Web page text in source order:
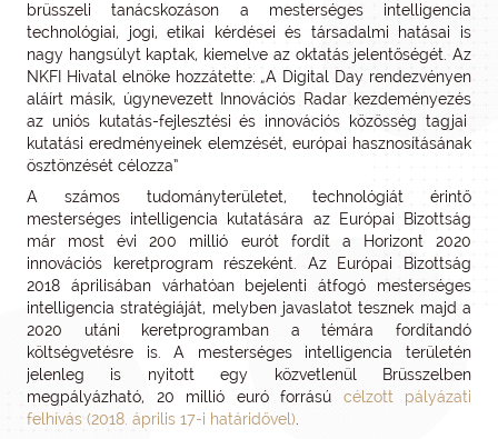
brüsszeli tanácskozáson a mesterséges intelligencia
technológiai, jogi, etikai kérdései és társadalmi hatásai is
nagy hangsúlyt kaptak, kiemelve az oktatás jelentőségét. Az
NKFI Hivatal elnöke hozzátette: „A Digital Day rendezvényen
aláírt másik, úgynevezett Innovációs Radar kezdeményezés
az uniós kutatás-fejlesztési és innovációs közösség tagjai
kutatási eredményeinek elemzését, európai hasznosításának
ösztönzését célozza”
A számos tudományterületet, technológiát érintő
mesterséges intelligencia kutatására az Európai Bizottság
már most évi 200 millió eurót fordít a Horizont 2020
innovációs keretprogram részeként. Az Európai Bizottság
2018 áprilisában várhatóan bejelenti átfogó mesterséges
intelligencia stratégiáját, melyben javaslatot tesznek majd a
2020 utáni keretprogramban a témára fordítandó
költségvetésre is. A mesterséges intelligencia területén
jelenleg is nyitott egy közvetlenül Brüsszelben
megpályázható, 20 millió euró forrású célzott pályázati
felhívás (2018. április 17-i határidővel)